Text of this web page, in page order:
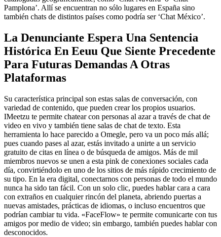
Pamplona’. Allí se encuentran no sólo lugares en España sino
también chats de distintos países como podría ser ‘Chat México’.
La Denunciante Espera Una Sentencia
Histórica En Eeuu Que Siente Precedente
Para Futuras Demandas A Otras
Plataformas
Su característica principal son estas salas de conversación, con
variedad de contenido, que pueden crear los propios usuarios.
IMeetzu te permite chatear con personas al azar a través de chat de
video en vivo y también tiene salas de chat de texto. Esta
herramienta lo hace parecido a Omegle, pero va un poco más allá;
pues cuando pases al azar, estás invitado a unirte a un servicio
gratuito de citas en línea o de búsqueda de amigos. Más de mil
miembros nuevos se unen a esta pink de conexiones sociales cada
día, convirtiéndolo en uno de los sitios de más rápido crecimiento de
su tipo. En la era digital, conectarnos con personas de todo el mundo
nunca ha sido tan fácil. Con un solo clic, puedes hablar cara a cara
con extraños en cualquier rincón del planeta, abriendo puertas a
nuevas amistades, prácticas de idiomas, o incluso encuentros que
podrían cambiar tu vida. «FaceFlow» te permite comunicarte con tus
amigos por medio de video; sin embargo, también puedes hablar con
desconocidos.